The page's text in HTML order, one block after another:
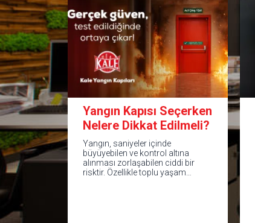
Yangın Kapısı Seçerken
Nelere Dikkat Edilmeli?
Yangın, saniyeler içinde
büyüyebilen ve kontrol altına
alınması zorlaşabilen ciddi bir
risktir. Özellikle toplu yaşam…